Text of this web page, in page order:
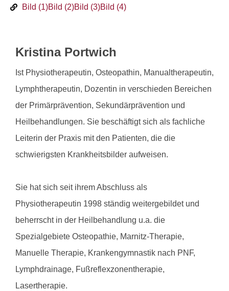
Bild (1)Bild (2)Bild (3)Bild (4)
Kristina Portwich
Ist Physiotherapeutin, Osteopathin, Manualtherapeutin,
Lymphtherapeutin, Dozentin in verschieden Bereichen
der Primärprävention, Sekundärprävention und
Heilbehandlungen. Sie beschäftigt sich als fachliche
Leiterin der Praxis mit den Patienten, die die
schwierigsten Krankheitsbilder aufweisen.
Sie hat sich seit ihrem Abschluss als
Physiotherapeutin 1998 ständig weitergebildet und
beherrscht in der Heilbehandlung u.a. die
Spezialgebiete Osteopathie, Marnitz-Therapie,
Manuelle Therapie, Krankengymnastik nach PNF,
Lymphdrainage, Fußreflexzonentherapie,
Lasertherapie.